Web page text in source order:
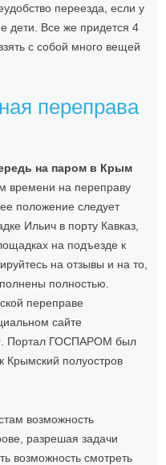
переезда, если у
дети. Все же придется 4
с собой много вещей
переправа
на паром в Крым
времени на переправу
положение следует
Ильич в порту Кавказ,
на подъезде к
на отзывы и на то,
полностью.
переправе
сайте
. Портал ГОСПАРОМ был
Крымский полуостров
возможность
разрешая задачи
возможность смотреть